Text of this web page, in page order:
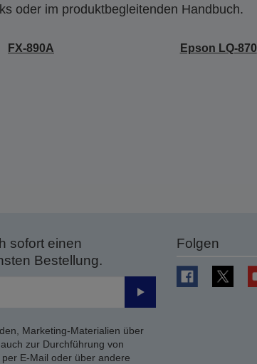
oder im produktbegleitenden Handbuch.
FX-890A Epson LQ-870
sofort einen
Bestellung.
Senden
Marketing-Materialien über
zur Durchführung von
E-Mail oder über andere
Folgen